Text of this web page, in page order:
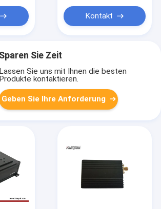
Kontakt
Sparen Sie Zeit
Lassen Sie uns mit Ihnen die besten
Produkte kontaktieren.
Geben Sie Ihre Anforderung